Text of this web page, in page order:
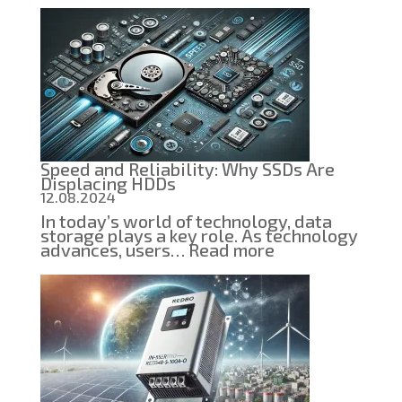
a
school
test
in
computer
science
inspired
me
to
create
an
educational
project
Speed ​​and Reliability: Why SSDs Are
Displacing HDDs
12.08.2024
In today’s world of technology, data
storage plays a key role. As technology
advances, users…Read more:
Speed
​​
and
Reliability:
Why
SSDs
Are
Displacing
HDDs